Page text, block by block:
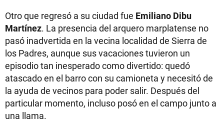
Otro que regresó a su ciudad fue Emiliano Dibu
Martínez. La presencia del arquero marplatense no
pasó inadvertida en la vecina localidad de Sierra de
los Padres, aunque sus vacaciones tuvieron un
episodio tan inesperado como divertido: quedó
atascado en el barro con su camioneta y necesitó de
la ayuda de vecinos para poder salir. Después del
particular momento, incluso posó en el campo junto a
una llama.